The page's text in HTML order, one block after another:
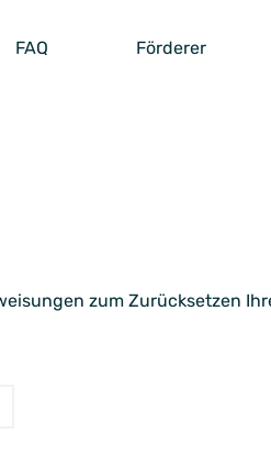
FAQ Förderer
zum Zurücksetzen